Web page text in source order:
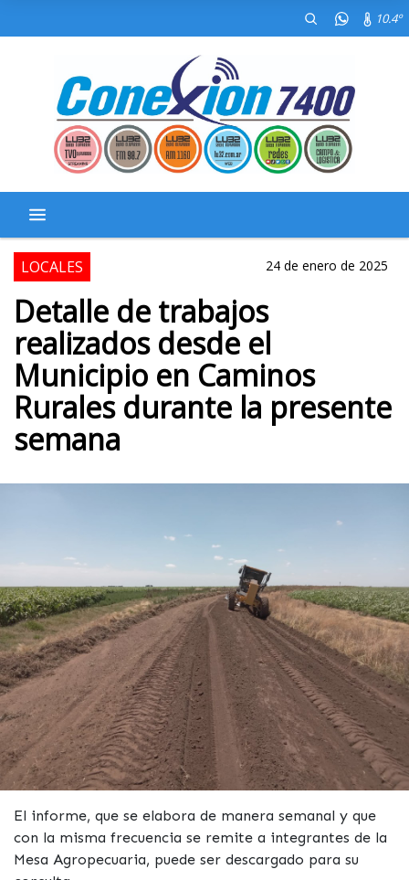
10.4º
LOCALES 24 de enero de 2025
Detalle de trabajos
realizados desde el
Municipio en Caminos
Rurales durante la presente
semana
El informe, que se elabora de manera semanal y que
con la misma frecuencia se remite a integrantes de la
Mesa Agropecuaria, puede ser descargado para su